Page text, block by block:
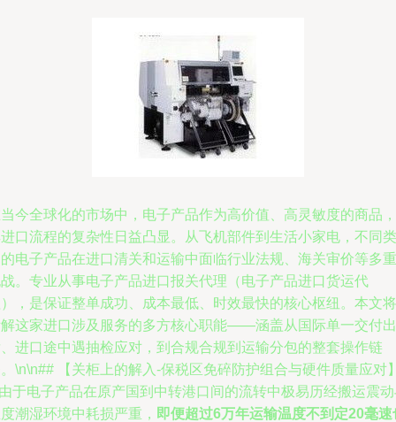
今全球化的市场中，电子产品作为高价值、高灵敏度的商品，
口流程的复杂性日益凸显。从飞机部件到生活小家电，不同类
电子产品在进口清关和运输中面临行业法规、海关审价等多重
。专业从事电子产品进口报关代理（电子产品进口货运代
，是保证整单成功、成本最低、时效最快的核心枢纽。本文将
这家进口涉及服务的多方核心职能——涵盖从国际单一交付出
进口途中遇抽检应对，到合规合规到运输分包的整套操作链
\n\n## 【关柜上的解入-保税区免碎防护组合与硬件质量应对
于电子产品在原产国到中转港口间的流转中极易历经搬运震
潮湿环境中耗损严重， 即便超过6万年运输温度不到定20毫速